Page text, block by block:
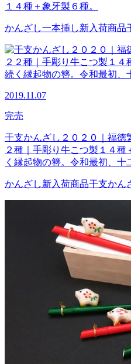
１４種＋象牙製６種。
かんざし一本挿し新入荷商品
2019.11.07
完売
干支かんざし２０２０｜福徳
２種｜手彫り牛こつ製１４
く縁起物の簪。令和最初、十
かんざし新入荷商品干支かん